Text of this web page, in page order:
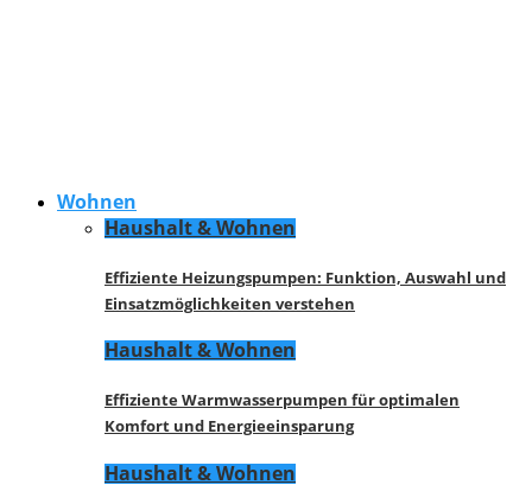
Wohnen
Haushalt & Wohnen
Effiziente Heizungspumpen: Funktion, Auswahl und
Einsatzmöglichkeiten verstehen
Haushalt & Wohnen
Effiziente Warmwasserpumpen für optimalen
Komfort und Energieeinsparung
Haushalt & Wohnen